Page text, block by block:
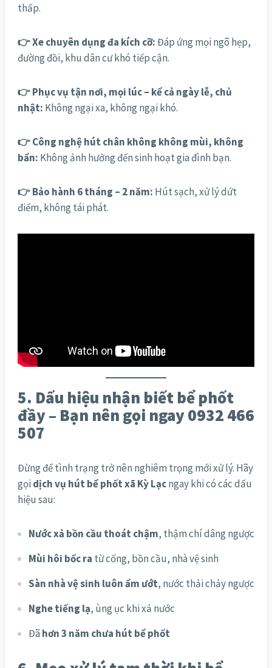
thấp.
👉 Xe chuyên dụng đa kích cỡ:Đáp ứng mọi ngõ hẹp,
đường đồi, khu dân cư khó tiếp cận.
👉 Phục vụ tận nơi, mọi lúc – kể cả ngày lễ, chủ
nhật: Không ngại xa, không ngại khó.
👉 Công nghệ hút chân không không mùi, không
bẩn: Không ảnh hưởng đến sinh hoạt gia đình bạn.
👉 Bảo hành 6 tháng – 2 năm: Hút sạch, xử lý dứt
điểm, không tái phát.
5. Dấu hiệu nhận biết bể phốt
đầy – Bạn nên gọi ngay 0932 466
507
Đừng để tình trạng trở nên nghiêm trọng mới xử lý. Hãy
gọi dịch vụ hút bể phốt xã Kỳ Lạcngay khi có các dấu
hiệu sau:
Nước xả bồn cầu thoát chậm, thậm chí dâng ngược
Mùi hôi bốc ra từ cống, bồn cầu, nhà vệ sinh
Sàn nhà vệ sinh luôn ẩm ướt, nước thải chảy ngược
Nghe tiếng lạ, ùng ục khi xả nước
Đã hơn 3 năm chưa hút bể phốt